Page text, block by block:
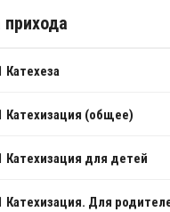
прихода
Катехеза
Катехизация (общее)
Катехизация для детей
Катехизация. Для